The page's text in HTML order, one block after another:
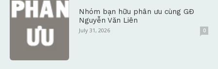
Nhóm bạn hữu phân ưu cùng GĐ
Nguyễn Văn Liên
July 31, 2026 0